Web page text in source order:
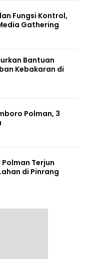
Fungsi Kontrol,
Gathering
Bantuan
Kebakaran di
Polman, 3
Terjun
di Pinrang